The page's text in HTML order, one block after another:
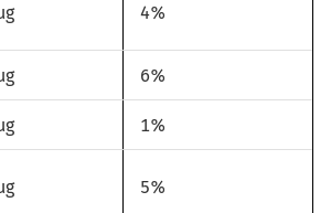
4%
6%
1%
5%